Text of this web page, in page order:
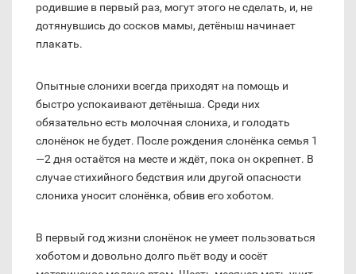
родившие в первый раз, могут этого не сделать, и, не
дотянувшись до сосков мамы, детёныш начинает
плакать.
Опытные слонихи всегда приходят на помощь и
быстро успокаивают детёныша. Среди них
обязательно есть молочная слониха, и голодать
слонёнок не будет. После рождения слонёнка семья 1
—2 дня остаётся на месте и ждёт, пока он окрепнет. В
случае стихийного бедствия или другой опасности
слониха уносит слонёнка, обвив его хоботом.
В первый год жизни слонёнок не умеет пользоваться
хоботом и довольно долго пьёт воду и сосёт